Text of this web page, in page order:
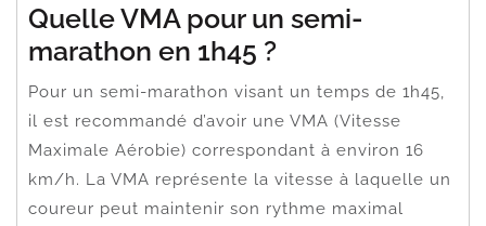
Quelle VMA pour un semi-
marathon en 1h45 ?
Pour un semi-marathon visant un temps de 1h45,
il est recommandé d’avoir une VMA (Vitesse
Maximale Aérobie) correspondant à environ 16
km/h. La VMA représente la vitesse à laquelle un
coureur peut maintenir son rythme maximal